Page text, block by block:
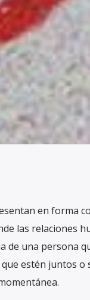
en forma
las relaciones
de una persona
estén juntos o